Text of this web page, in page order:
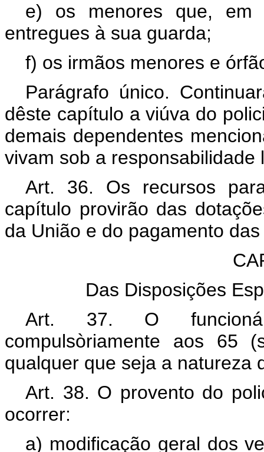
e) os menores que, em
entregues à sua guarda;
f) os irmãos menores e
Parágrafo único.
dêste capítulo a viúva do
demais dependentes
vivam sob a responsabilidade
Art. 36. Os recursos
capítulo provirão das
da União e do pagamento
Das Disposições
Art. 37. O
compulsòriamente aos 65
qualquer que seja a natureza
Art. 38. O provento do
ocorrer:
a) modificação geral dos